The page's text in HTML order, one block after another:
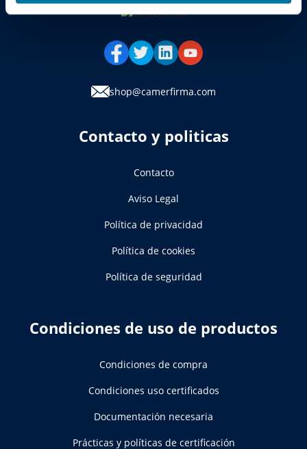
shop@camerfirma.com
Contacto y politicas
Contacto
Aviso Legal
Política de privacidad
Política de cookies
Política de seguridad
Condiciones de uso de productos
Condiciones de compra
Condiciones uso certificados
Documentación necesaria
Prácticas y políticas de certificación